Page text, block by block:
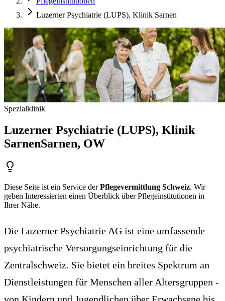
Luzerner Psychiatrie (LUPS), Klinik Sarnen
Spezialklinik
Luzerner Psychiatrie (LUPS), Klinik
SarnenSarnen, OW
Diese Seite ist ein Service derPflegevermittlung Schweiz. Wir
geben Interessierten einen Überblick über Pflegeinstitutionen in
Ihrer Nähe.
Die Luzerner Psychiatrie AG ist eine umfassende
psychiatrische Versorgungseinrichtung für die
Zentralschweiz. Sie bietet ein breites Spektrum an
Dienstleistungen für Menschen aller Altersgruppen -